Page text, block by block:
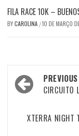
FILA RACE 10K –
BYCAROLINA /10 DE MARÇO
Post
navigation
PREVIOUS
CIRCUITO
XTERRA NIGHT